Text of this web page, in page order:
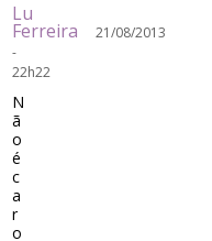
Lu
Ferreira
21/08/2013
-
22h22
N
ã
o
é
c
a
r
o